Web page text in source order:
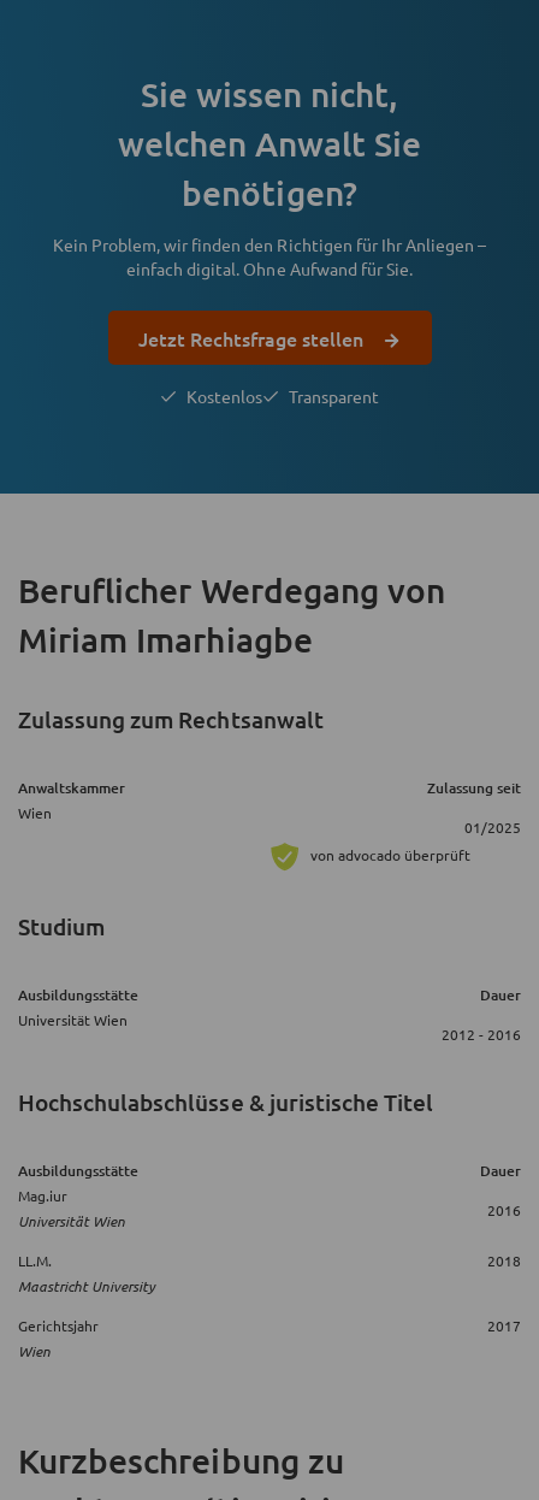
Sie wissen nicht,
welchen Anwalt Sie
benötigen?
Kein Problem, wir finden den Richtigen für Ihr Anliegen –
einfach digital. Ohne Aufwand für Sie.
Jetzt Rechtsfrage stellen
Kostenlos Transparent
Beruflicher Werdegang von
Miriam Imarhiagbe
Zulassung zum Rechtsanwalt
Anwaltskammer Zulassung seit
Wien
01/2025
von advocado überprüft
Studium
Ausbildungsstätte Dauer
Universität Wien
2012 - 2016
Hochschulabschlüsse & juristische Titel
Ausbildungsstätte Dauer
Mag.iur
Universität Wien
2016
LL.M.
Maastricht University
2018
Gerichtsjahr
Wien
2017
Kurzbeschreibung zu